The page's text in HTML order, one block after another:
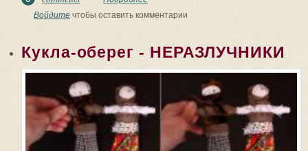
Войдитечтобы оставить комментарии
Кукла-оберег - НЕРАЗЛУЧНИКИ